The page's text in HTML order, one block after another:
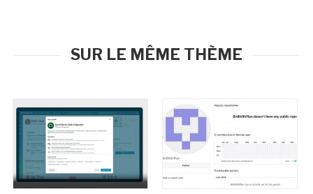
SUR LE MÊME THÈME